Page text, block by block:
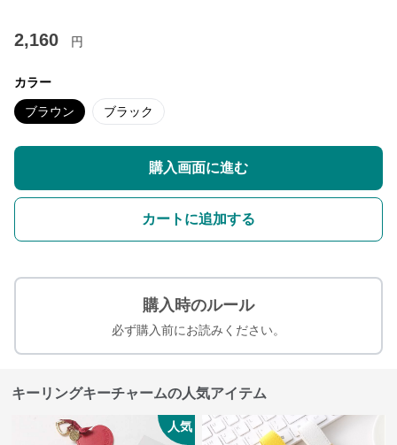
2,160 円
カラー
ブラウン ブラック
購入画面に進む
カートに追加する
購入時のルール
必ず購入前にお読みください。
キーリングキーチャームの人気アイテム
人気